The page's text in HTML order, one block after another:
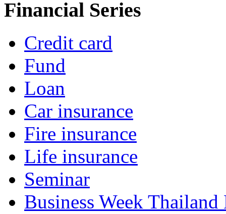
Financial Series
Credit card
Fund
Loan
Car insurance
Fire insurance
Life insurance
Seminar
Business Week Thailand